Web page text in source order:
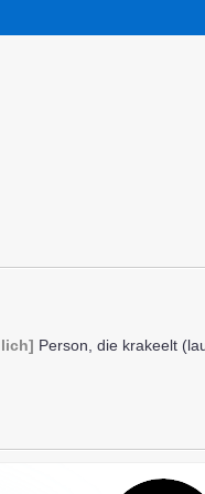
Person, die krakeelt